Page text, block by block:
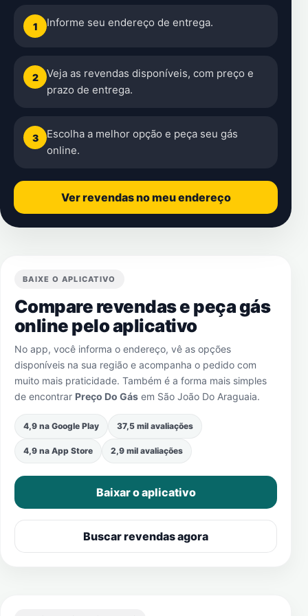
1 Informe seu endereço de entrega.
2
Veja as revendas disponíveis, com preço e
prazo de entrega.
3
Escolha a melhor opção e peça seu gás
online.
Ver revendas no meu endereço
BAIXE O APLICATIVO
Compare revendas e peça gás
online pelo aplicativo
No app, você informa o endereço, vê as opções
disponíveis na sua região e acompanha o pedido com
muito mais praticidade. Também é a forma mais simples
de encontrar Preço Do Gás em São João Do Araguaia.
4,9 na Google Play 37,5 mil avaliações
4,9 na App Store 2,9 mil avaliações
Baixar o aplicativo
Buscar revendas agora